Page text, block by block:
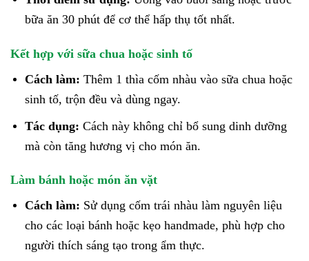
bữa ăn 30 phút để cơ thể hấp thụ tốt nhất.
Kết hợp với sữa chua hoặc sinh tố
Cách làm: Thêm 1 thìa cốm nhàu vào sữa chua hoặc
sinh tố, trộn đều và dùng ngay.
Tác dụng: Cách này không chỉ bổ sung dinh dưỡng
mà còn tăng hương vị cho món ăn.
Làm bánh hoặc món ăn vặt
Cách làm: Sử dụng cốm trái nhàu làm nguyên liệu
cho các loại bánh hoặc kẹo handmade, phù hợp cho
người thích sáng tạo trong ẩm thực.